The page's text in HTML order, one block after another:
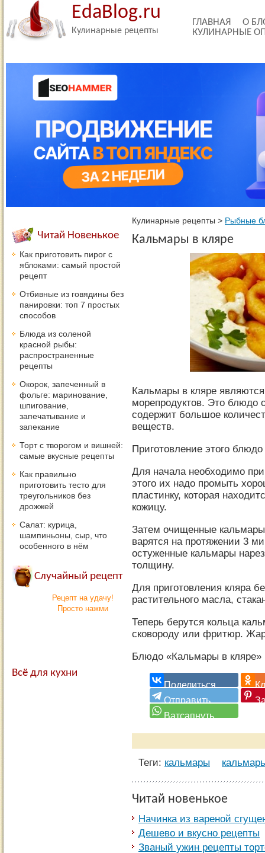
EdaBlog.ru
Кулинарные рецепты
ГЛАВНАЯ
О
КУЛИНАРНЫЕ
Кулинарные рецепты > Рыбные
Кальмары в кляре
Кальмары в кляре
морепродуктов. Это блюдо
содержит большое
веществ.
Приготовление этого
Для начала необходимо
этого их надо промыть
пластинку, которая
кожицу.
Затем очищенные
варятся на протяжении 3
остуженные кальмары
толщину.
Для приготовления кляра
растительного масла,
Теперь берутся кольца
сковороду или фритюр.
Блюдо «Кальмары в кляре»
Теги: кальмары
Читай новенькое
Начинка из вареной
Дешево и вкусно рецепты
Званый ужин рецепты
Читай Новенькое
Как приготовить пирог с
яблоками: самый простой
рецепт
Отбивные из говядины без
панировки: топ 7 простых
способов
Блюда из соленой
красной рыбы:
распространенные
рецепты
Окорок, запеченный в
фольге: маринование,
шпигование,
запечатывание и
запекание
Торт с творогом и вишней:
самые вкусные рецепты
Как правильно
приготовить тесто для
треугольников без
дрожжей
Салат: курица,
шампиньоны, сыр, что
особенного в нём
Случайный рецепт
Рецепт на удачу!
Просто нажми
Всё для кухни